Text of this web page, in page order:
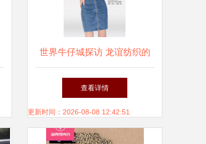
世界牛仔城探访 龙谊纺织的
高端天丝横直竹牛仔面料
查看详情
更新时间：2026-08-08 12:42:51